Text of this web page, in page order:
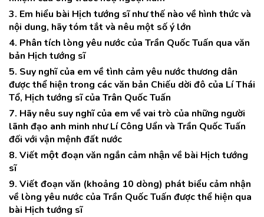
3. Em hiểu bài Hịch tướng sĩ như thế nào về hình thức và
nội dung, hãy tóm tắt và nêu một số ý lớn
4. Phân tích lòng yêu nước của Trần Quốc Tuấn qua văn
bản Hịch tướng sĩ
5. Suy nghĩ của em về tình cảm yêu nước thương dân
được thể hiện trong các văn bản Chiếu dời đô của Lí Thái
Tổ, Hịch tướng sĩ của Trân Quốc Tuấn
7. Hãy nêu suy nghĩ của em về vai trò của những người
lãnh đạo anh minh như Lí Công Uẩn và Trần Quốc Tuấn
đối với vận mệnh đất nước
8. Viết một đoạn văn ngắn cảm nhận về bài Hịch tướng
sĩ
9. Viết đoạn văn (khoảng 10 dòng) phát biểu cảm nhận
về lòng yêu nước của Trần Quốc Tuấn được thể hiện qua
bài Hịch tướng sĩ